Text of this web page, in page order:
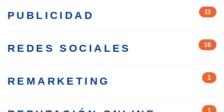
PUBLICIDAD 11
REDES SOCIALES 16
REMARKETING 1
1